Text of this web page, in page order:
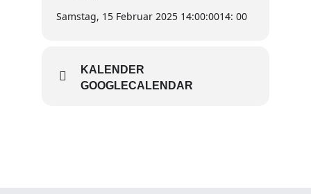
Samstag, 15 Februar 2025 14:00:0014: 00
KALENDER
GOOGLECALENDAR